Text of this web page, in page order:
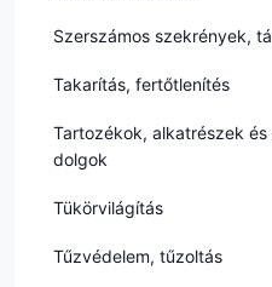
Szerszámos szekrények,
Takarítás, fertőtlenítés
Tartozékok, alkatrészek
dolgok
Tükörvilágítás
Tűzvédelem, tűzoltás